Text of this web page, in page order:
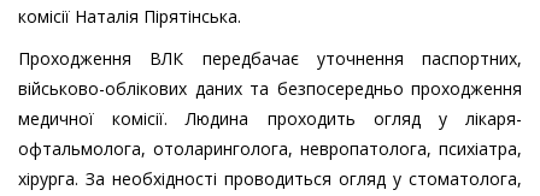
комісії Наталія Пірятінська.
Проходження ВЛК передбачає уточнення паспортних,
військово-облікових даних та безпосередньо проходження
медичної комісії. Людина проходить огляд у лікаря-
офтальмолога, отоларинголога, невропатолога, психіатра,
хірурга. За необхідності проводиться огляд у стоматолога,